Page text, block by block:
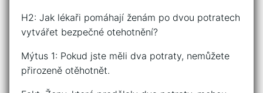
H2: Jak lékaři pomáhají ženám po dvou potratech
vytvářet bezpečné otehotnění?
Mýtus 1: Pokud jste měli dva potraty, nemůžete
přirozeně otěhotnět.